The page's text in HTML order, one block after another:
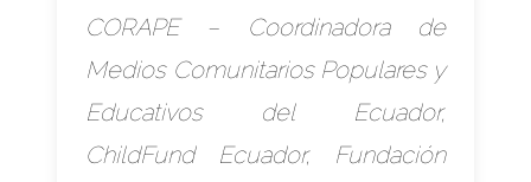
CORAPE – Coordinadora de
Medios Comunitarios Populares y
Educativos del Ecuador,
ChildFund Ecuador, Fundación